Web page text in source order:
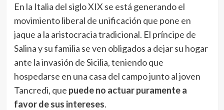
En la Italia del siglo XIX se está generando el
movimiento liberal de unificación que pone en
jaque a la aristocracia tradicional. El príncipe de
Salina y su familia se ven obligados a dejar su hogar
ante la invasión de Sicilia, teniendo que
hospedarse en una casa del campo junto al joven
Tancredi, que puede no actuar puramente a
favor de sus intereses.